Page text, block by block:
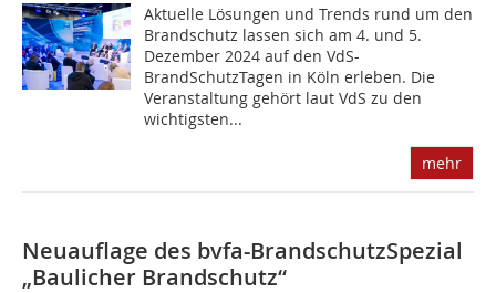
Aktuelle Lösungen und Trends rund um den
Brandschutz lassen sich am 4. und 5.
Dezember 2024 auf den VdS-
BrandSchutzTagen in Köln erleben. Die
Veranstaltung gehört laut VdS zu den
wichtigsten...
mehr
Neuauflage des bvfa-BrandschutzSpezial
„Baulicher Brandschutz“